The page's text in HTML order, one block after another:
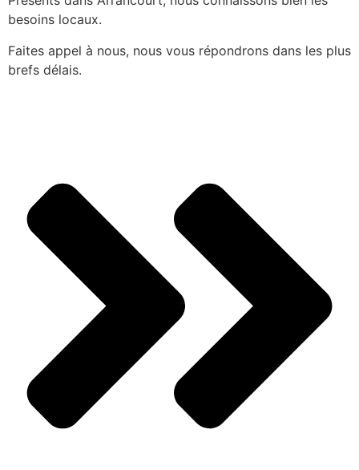
besoins locaux.
Faites appel à nous, nous vous répondrons dans les plus
brefs délais.